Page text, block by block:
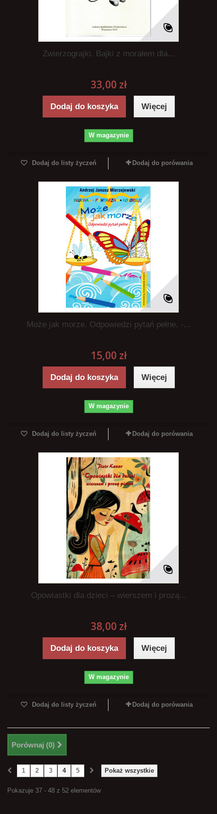
Zwierzograjki. Bajki z morałem dla...
33,00 zł
Dodaj do koszyka Więcej
W magazynie
Dodaj do listy życzeń Dodaj do porówania
Może jak morze. Odpowiedzi pytań pełne. -...
15,00 zł
Dodaj do koszyka Więcej
W magazynie
Dodaj do listy życzeń Dodaj do porówania
Opowiastki dla dzieci – wierszem i prozą...
38,00 zł
Dodaj do koszyka Więcej
W magazynie
Dodaj do listy życzeń Dodaj do porówania
Porównaj (0)
Pokaż wszystkie
1 2 3 4 5
Pokazuje 37 - 48 z 52 elementów